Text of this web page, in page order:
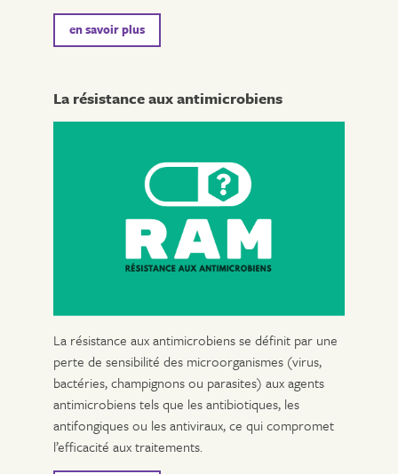
en savoir plus
La résistance aux antimicrobiens
La résistance aux antimicrobiens se définit par une
perte de sensibilité des microorganismes (virus,
bactéries, champignons ou parasites) aux agents
antimicrobiens tels que les antibiotiques, les
antifongiques ou les antiviraux, ce qui compromet
l’efficacité aux traitements.